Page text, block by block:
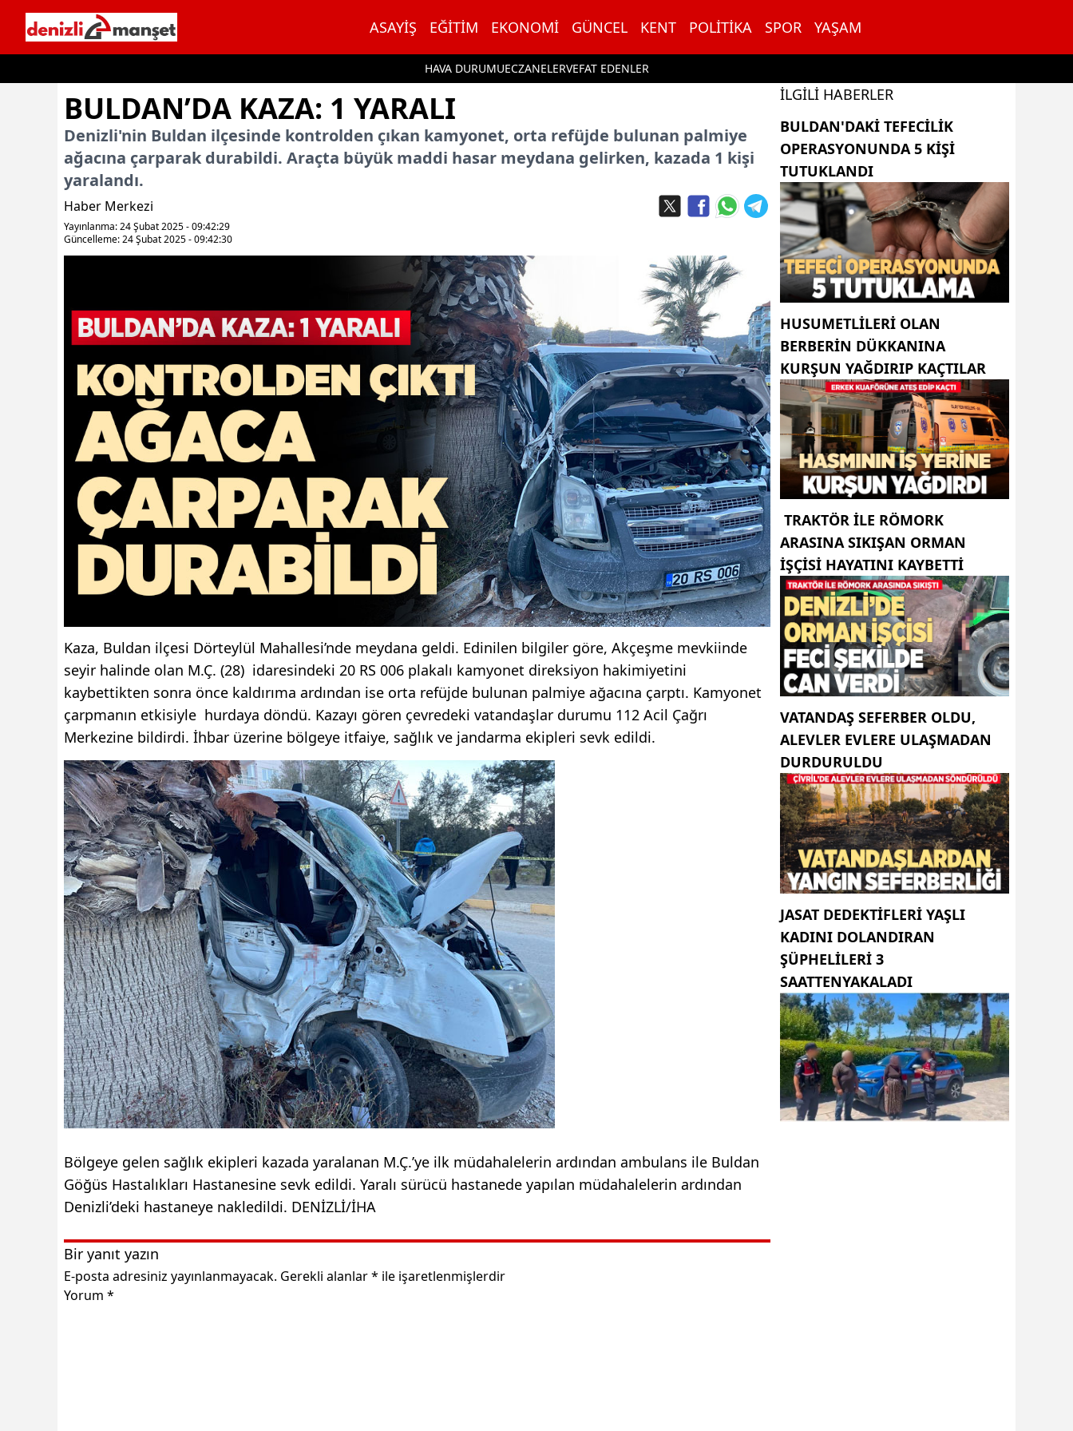
ASAYIŞ EĞITIM EKONOMI GÜNCEL KENT POLITIKA SPOR YAŞAM
HAVA DURUMUECZANELERVEFAT EDENLER
BULDAN’DA KAZA: 1 YARALI
Denizli'nin Buldan ilçesinde kontrolden çıkan kamyonet, orta refüjde bulunan palmiye
ağacına çarparak durabildi. Araçta büyük maddi hasar meydana gelirken, kazada 1 kişi
yaralandı.
Haber Merkezi
Yayınlanma: 24 Şubat 2025 - 09:42:29
Güncelleme: 24 Şubat 2025 - 09:42:30
Kaza, Buldan ilçesi Dörteylül Mahallesi’nde meydana geldi. Edinilen bilgiler göre, Akçeşme mevkiinde
seyir halinde olan M.Ç. (28) idaresindeki 20 RS 006 plakalı kamyonet direksiyon hakimiyetini
kaybettikten sonra önce kaldırıma ardından ise orta refüjde bulunan palmiye ağacına çarptı. Kamyonet
çarpmanın etkisiyle hurdaya döndü. Kazayı gören çevredeki vatandaşlar durumu 112 Acil Çağrı
Merkezine bildirdi. İhbar üzerine bölgeye itfaiye, sağlık ve jandarma ekipleri sevk edildi.
Bölgeye gelen sağlık ekipleri kazada yaralanan M.Ç.’ye ilk müdahalelerin ardından ambulans ile Buldan
Göğüs Hastalıkları Hastanesine sevk edildi. Yaralı sürücü hastanede yapılan müdahalelerin ardından
Denizli’deki hastaneye nakledildi. DENİZLİ/İHA
Bir yanıt yazın
E-posta adresiniz yayınlanmayacak. Gerekli alanlar* ile işaretlenmişlerdir
Yorum *
İLGILI HABERLER
BULDAN'DAKI TEFECILIK
OPERASYONUNDA 5 KIŞI
TUTUKLANDI
HUSUMETLILERI OLAN
BERBERIN DÜKKANINA
KURŞUN YAĞDIRIP KAÇTILAR
TRAKTÖR ILE RÖMORK
ARASINA SIKIŞAN ORMAN
IŞÇISI HAYATINI KAYBETTI
VATANDAŞ SEFERBER OLDU,
ALEVLER EVLERE ULAŞMADAN
DURDURULDU
JASAT DEDEKTIFLERI YAŞLI
KADINI DOLANDIRAN
ŞÜPHELILERI 3
SAATTENYAKALADI